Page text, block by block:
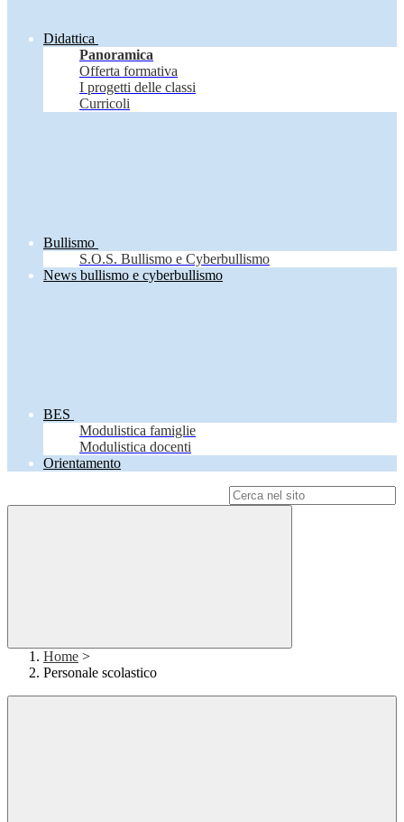
Didattica
Panoramica
Offerta formativa
I progetti delle classi
Curricoli
Bullismo
S.O.S. Bullismo e Cyberbullismo
News bullismo e cyberbullismo
BES
Modulistica famiglie
Modulistica docenti
Orientamento
Home >
Personale scolastico